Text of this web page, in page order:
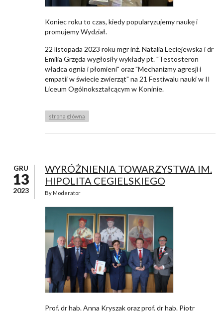
Koniec roku to czas, kiedy popularyzujemy naukę i
promujemy Wydział.
22 listopada 2023 roku mgr inż. Natalia Leciejewska i dr
Emilia Grzęda wygłosiły wykłady pt. "Testosteron
władca ognia i płomieni" oraz "Mechanizmy agresji i
empatii w świecie zwierząt" na 21 Festiwalu nauki w II
Liceum Ogólnokształcącym w Koninie.
strona główna
GRU
13
2023
WYRÓŻNIENIA TOWARZYSTWA IM.
HIPOLITA CEGIELSKIEGO
By Moderator
Prof. dr hab. Anna Kryszak oraz prof. dr hab. Piotr